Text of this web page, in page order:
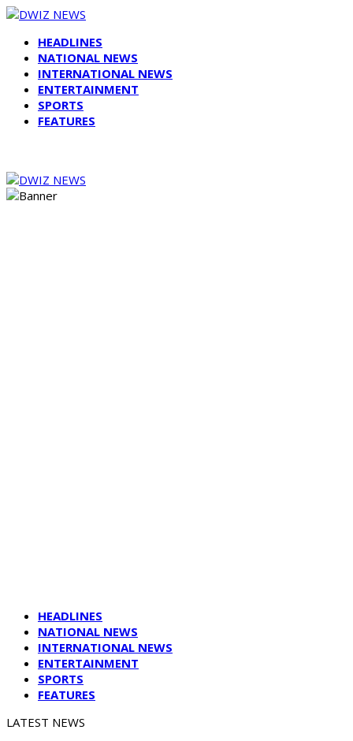
HEADLINES
NATIONAL NEWS
INTERNATIONAL NEWS
ENTERTAINMENT
SPORTS
FEATURES
HEADLINES
NATIONAL NEWS
INTERNATIONAL NEWS
ENTERTAINMENT
SPORTS
FEATURES
LATEST NEWS